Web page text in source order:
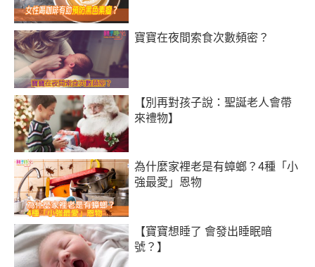
寶寶在夜間索食次數頻密？
【別再對孩子說：聖誕老人會帶
來禮物】
為什麼家裡老是有蟑螂？4種「小
強最愛」恩物
【寶寶想睡了 會發出睡眠暗
號？】